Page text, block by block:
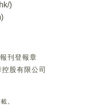
)
)
刊登報章
股有限公司
。